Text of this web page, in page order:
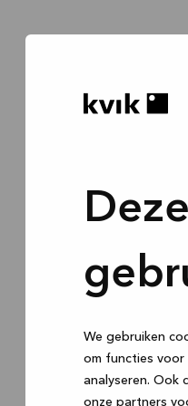
We gebruiken
om functies voor
analyseren. Ook
onze partners